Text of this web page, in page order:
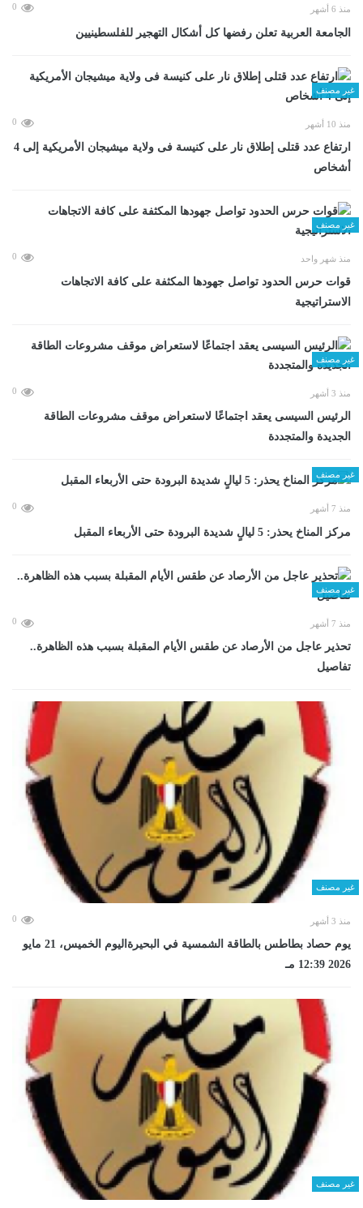
منذ 6 أشهر 0
الجامعة العربية تعلن رفضها كل أشكال التهجير للفلسطينيين
غير مصنف
منذ 10 أشهر 0
ارتفاع عدد قتلى إطلاق نار على كنيسة فى ولاية ميشيجان الأمريكية إلى 4
أشخاص
غير مصنف
منذ شهر واحد 0
قوات حرس الحدود تواصل جهودها المكثفة على كافة الاتجاهات
الاستراتيجية
غير مصنف
منذ 3 أشهر 0
الرئيس السيسى يعقد اجتماعًا لاستعراض موقف مشروعات الطاقة
الجديدة والمتجددة
غير مصنف
منذ 7 أشهر 0
مركز المناخ يحذر: 5 ليالٍ شديدة البرودة حتى الأربعاء المقبل
غير مصنف
منذ 7 أشهر 0
تحذير عاجل من الأرصاد عن طقس الأيام المقبلة بسبب هذه الظاهرة..
تفاصيل
غير مصنف
منذ 3 أشهر 0
يوم حصاد بطاطس بالطاقة الشمسية في البحيرةاليوم الخميس، 21 مايو
2026 12:39 مـ
غير مصنف